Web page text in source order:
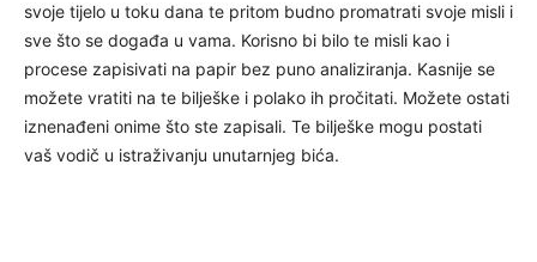
svoje tijelo u toku dana te pritom budno promatrati svoje misli i
sve što se događa u vama. Korisno bi bilo te misli kao i
procese zapisivati na papir bez puno analiziranja. Kasnije se
možete vratiti na te bilješke i polako ih pročitati. Možete ostati
iznenađeni onime što ste zapisali. Te bilješke mogu postati
vaš vodič u istraživanju unutarnjeg bića.